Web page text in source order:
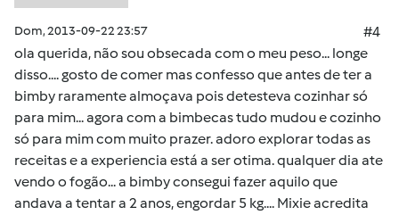
Dom, 2013-09-22 23:57
#4
ola querida, não sou obsecada com o meu peso... longe
disso.... gosto de comer mas confesso que antes de ter a
bimby raramente almoçava pois detesteva cozinhar só
para mim... agora com a bimbecas tudo mudou e cozinho
só para mim com muito prazer. adoro explorar todas as
receitas e a experiencia está a ser otima. qualquer dia ate
vendo o fogão... a bimby consegui fazer aquilo que
andava a tentar a 2 anos, engordar 5 kg.... Mixie acredita